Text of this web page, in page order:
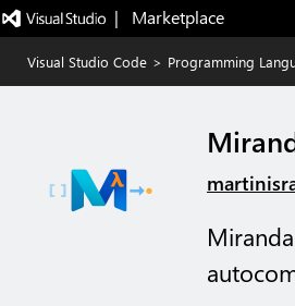
|   Marketplace
Visual Studio Code > Programming